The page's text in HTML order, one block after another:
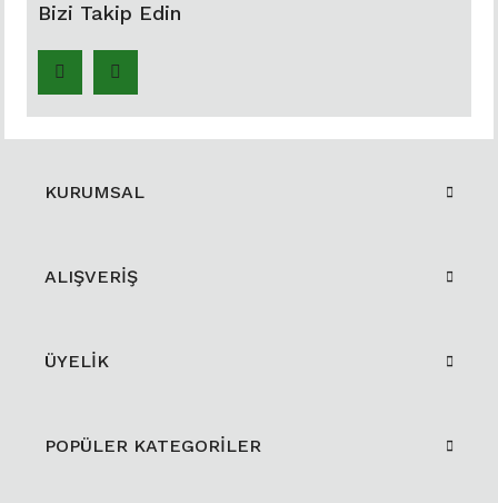
Bizi Takip Edin
KURUMSAL
ALIŞVERİŞ
ÜYELİK
POPÜLER KATEGORİLER